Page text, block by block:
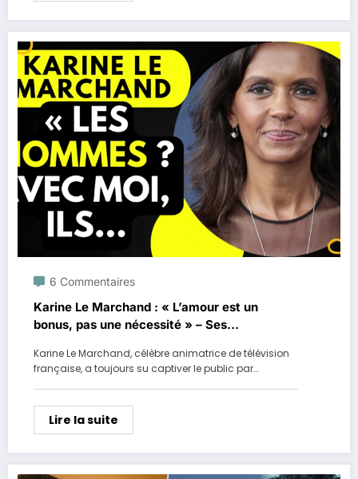
6 Commentaires
Karine Le Marchand : « L’amour est un
bonus, pas une nécessité » – Ses
Karine Le Marchand, célèbre animatrice de télévision
française, a toujours su captiver le public par…
Lire la suite